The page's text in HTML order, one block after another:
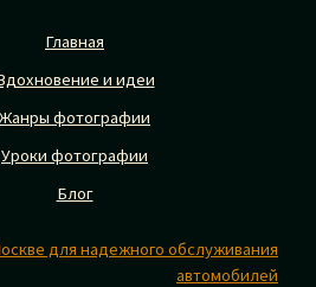
Главная
и идеи
Жанры фотографии
Уроки фотографии
Блог
для надежного обслуживания
автомобилей